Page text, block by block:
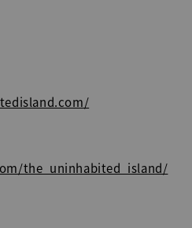
the_uninhabited_island/